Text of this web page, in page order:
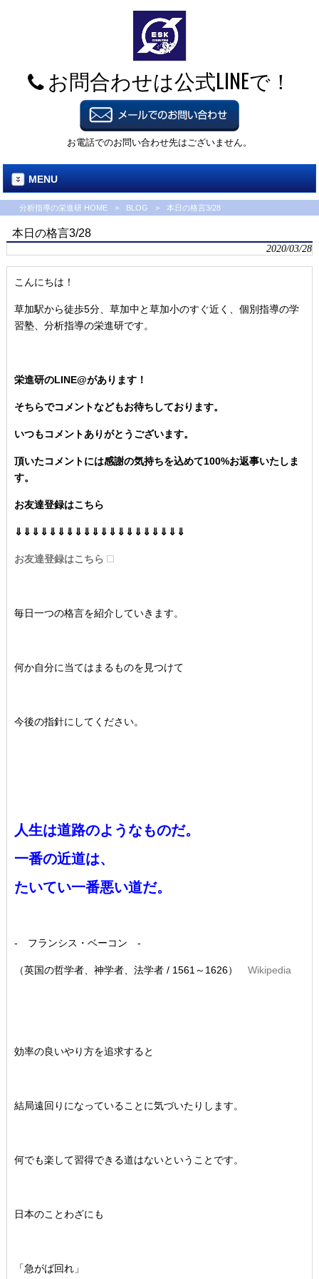
お問合わせは公式LINEで！
お電話でのお問い合わせ先はございません。
MENU
分析指導の栄進研 HOME > BLOG > 本日の格言3/28
本日の格言3/28
2020/03/28
こんにちは！
草加駅から徒歩5分、草加中と草加小のすぐ近く、個別指導の学
習塾、分析指導の栄進研です。
栄進研のLINE@があります！
そちらでコメントなどもお待ちしております。
いつもコメントありがとうございます。
頂いたコメントには感謝の気持ちを込めて100%お返事いたしま
す。
お友達登録はこちら
⇓⇓⇓⇓⇓⇓⇓⇓⇓⇓⇓⇓⇓⇓⇓⇓⇓⇓⇓⇓
お友達登録はこちら
毎日一つの格言を紹介していきます。
何か自分に当てはまるものを見つけて
今後の指針にしてください。
人生は道路のようなものだ。
一番の近道は、
たいてい一番悪い道だ。
- フランシス・ベーコン -
（英国の哲学者、神学者、法学者 / 1561～1626） Wikipedia
効率の良いやり方を追求すると
結局遠回りになっていることに気づいたりします。
何でも楽して習得できる道はないということです。
日本のことわざにも
「急がば回れ」